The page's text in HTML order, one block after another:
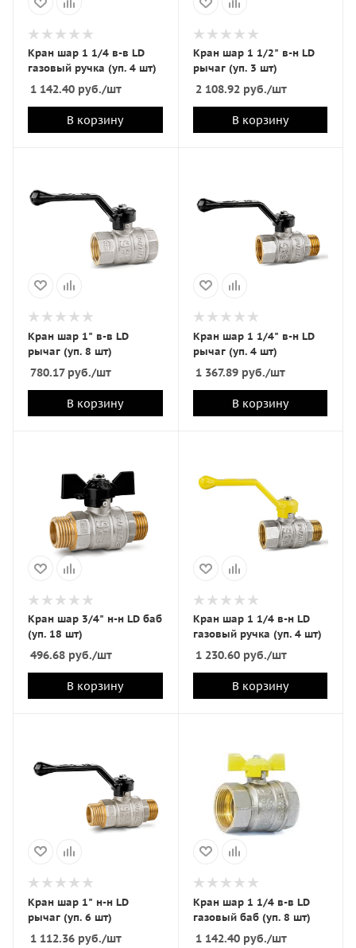
Кран шар 1 1/4 в-в LD
газовый ручка (уп. 4 шт)
1 142.40 руб./шт
В корзину
Кран шар 1 1/2" в-н LD
рычаг (уп. 3 шт)
2 108.92руб./шт
В корзину
Кран шар 1" в-в LD
рычаг (уп. 8 шт)
780.17руб./шт
В корзину
Кран шар 1 1/4" в-н LD
рычаг (уп. 4 шт)
1 367.89руб./шт
В корзину
Кран шар 3/4" н-н LD баб
(уп. 18 шт)
496.68 руб./шт
В корзину
Кран шар 1 1/4 в-н LD
газовый ручка (уп. 4 шт)
1 230.60руб./шт
В корзину
Кран шар 1" н-н LD
рычаг (уп. 6 шт)
1 112.36 руб./шт
Кран шар 1 1/4 в-в LD
газовый баб (уп. 8 шт)
1 142.40руб./шт